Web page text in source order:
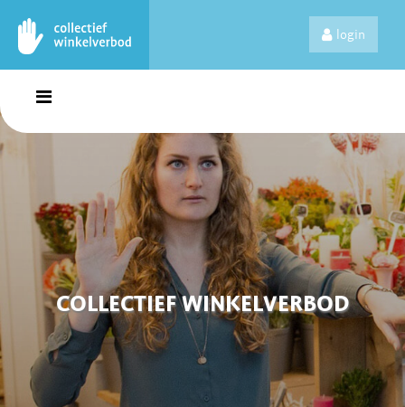
login
COLLECTIEF WINKELVERBOD